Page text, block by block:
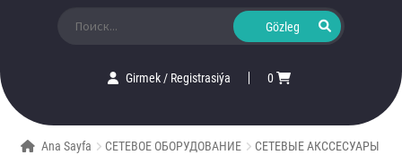
Girmek/ Registrasiýa 0
Ana Sayfa СЕТЕВОЕ ОБОРУДОВАНИЕ СЕТЕВЫЕ АКССЕСУАРЫ